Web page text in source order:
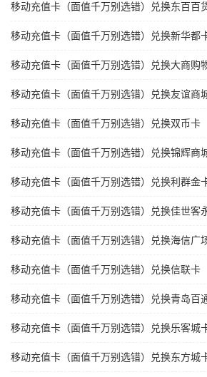
移动充值卡（面值千万别选错）兑换东百百
移动充值卡（面值千万别选错）兑换新华都
移动充值卡（面值千万别选错）兑换大商购
移动充值卡（面值千万别选错）兑换友谊商
移动充值卡（面值千万别选错）兑换双币卡
移动充值卡（面值千万别选错）兑换锦辉商
移动充值卡（面值千万别选错）兑换利群金
移动充值卡（面值千万别选错）兑换佳世客
移动充值卡（面值千万别选错）兑换海信广
移动充值卡（面值千万别选错）兑换信联卡
移动充值卡（面值千万别选错）兑换青岛百
移动充值卡（面值千万别选错）兑换乐客城
移动充值卡（面值千万别选错）兑换东方城